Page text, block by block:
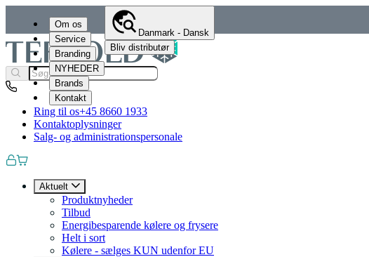
Om os
Service
Branding
NYHEDER
Brands
Kontakt
Danmark - Dansk
Bliv distributør
Ring til os+45 8660 1933
Kontaktoplysninger
Salg- og administrationspersonale
Aktuelt
Produktnyheder
Tilbud
Energibesparende kølere og frysere
Helt i sort
Kølere - sælges KUN udenfor EU